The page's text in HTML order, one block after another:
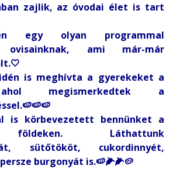
zajlik, az óvodai élet is tart
egy olyan programmal
ovisainknak, ami már-már
is meghívta a gyerekeket a
megismerkedtek a
is körbevezetett bennünket a
Láthattunk
sütőtököt, cukordinnyét,
burgonyát is.🍉🌽🌽🥔